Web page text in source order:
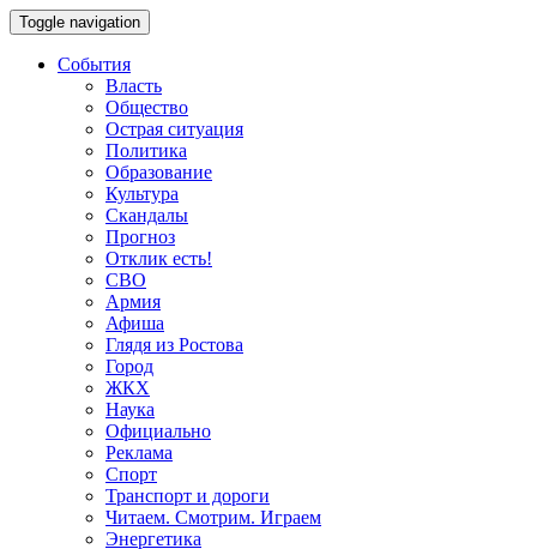
Toggle navigation
События
Власть
Общество
Острая ситуация
Политика
Образование
Культура
Скандалы
Прогноз
Отклик есть!
СВО
Армия
Афиша
Глядя из Ростова
Город
ЖКХ
Наука
Официально
Реклама
Спорт
Транспорт и дороги
Читаем. Смотрим. Играем
Энергетика